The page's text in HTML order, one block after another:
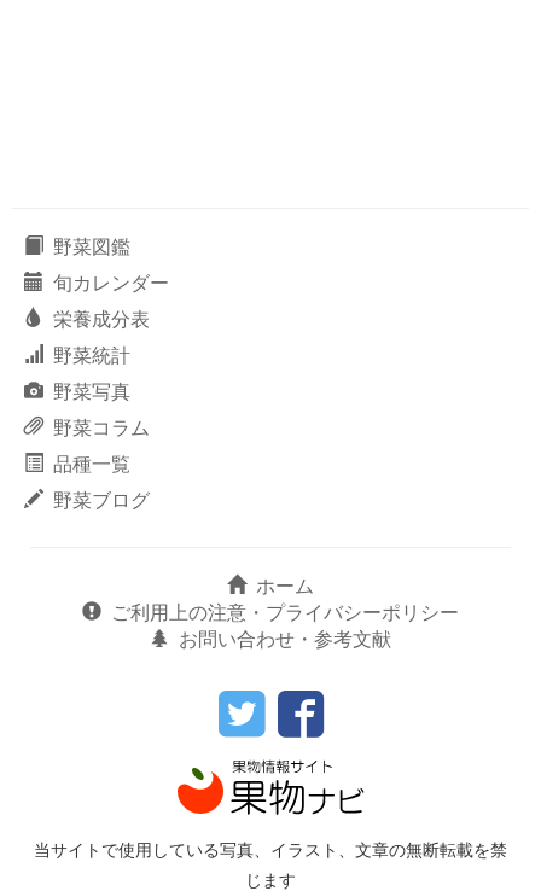
野菜図鑑
旬カレンダー
栄養成分表
野菜統計
野菜写真
野菜コラム
品種一覧
野菜ブログ
ホーム
ご利用上の注意・プライバシーポリシー
お問い合わせ・参考文献
当サイトで使用している写真、イラスト、文章の無断転載を禁
じます